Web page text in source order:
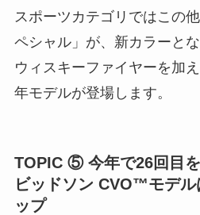
スポーツカテゴリではこの
ペシャル」が、新カラーと
ウィスキーファイヤーを加
年モデルが登場します。
TOPIC ⑤ 今年で26回目
ビッドソン CVO™モデ
ップ